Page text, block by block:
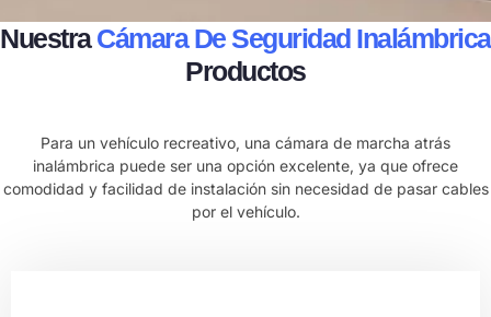
NuestraCámara De Seguridad Inalámbrica
Productos
Para un vehículo recreativo, una cámara de marcha atrás
inalámbrica puede ser una opción excelente, ya que ofrece
comodidad y facilidad de instalación sin necesidad de pasar cables
por el vehículo.